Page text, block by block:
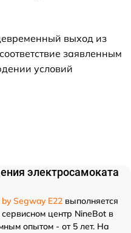
выход из
заявленным
условий
электросамоката
Segway E22 выполняется
центр NineBot в
опытом - от 5 лет. На